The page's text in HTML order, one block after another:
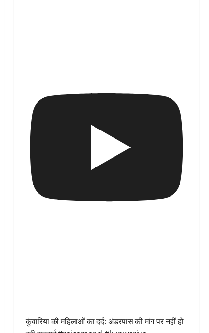
कुंवारिया की महिलाओं का दर्द: अंडरपास की मांग पर नहीं हो